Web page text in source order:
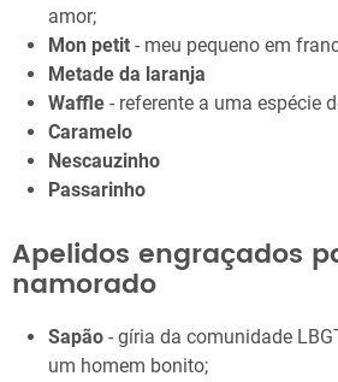
amor;
Mon petit - meu pequeno em
Metade da laranja
Waffle - referente a uma espécie
Caramelo
Nescauzinho
Passarinho
Apelidos engraçados
namorado
Sapão - gíria da comunidade
um homem bonito;